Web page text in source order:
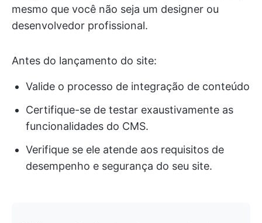
mesmo que você não seja um designer ou
desenvolvedor profissional.
Antes do lançamento do site:
Valide o processo de integração de conteúdo
Certifique-se de testar exaustivamente as
funcionalidades do CMS.
Verifique se ele atende aos requisitos de
desempenho e segurança do seu site.